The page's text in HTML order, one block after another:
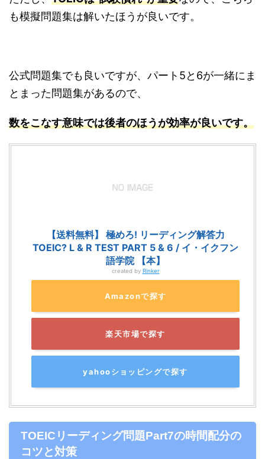
も模擬問題集は解いたほうが良いです。
公式問題集でも良いですが、 パート5と6が一緒にま
とまった問題集があるので、
数をこなす意味では後者のほうが効率が良いです。
【送料無料】 極めろ! リーディング解答力
TOEIC? L & R TEST PART 5 & 6 / イ・イクフン
語学院 【本】
created by Rinker
Amazonで探す
楽天市場で探す
yahooショッピングで探す
TOEICリーディング問題Part7の時間配分の
コツと対策